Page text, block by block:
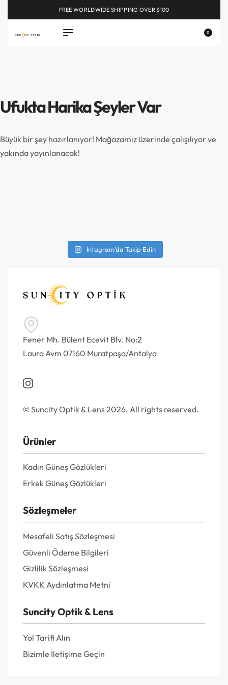
FREE WORLDWIDE SHIPPING OVER $100
0
Ufukta Harika Şeyler Var
Büyük bir şey hazırlanıyor! Mağazamız üzerinde çalışılıyor ve
yakında yayınlanacak!
Intagram'da Takip Edin
Fener Mh. Bülent Ecevit Blv. No:2
Laura Avm 07160 Muratpaşa/Antalya
© Suncity Optik & Lens 2026. All rights reserved.
Ürünler
Kadın Güneş Gözlükleri
Erkek Güneş Gözlükleri
Sözleşmeler
Mesafeli Satış Sözleşmesi
Güvenli Ödeme Bilgileri
Gizlilik Sözleşmesi
KVKK Aydınlatma Metni
Suncity Optik & Lens
Yol Tarifi Alın
Bizimle İletişime Geçin